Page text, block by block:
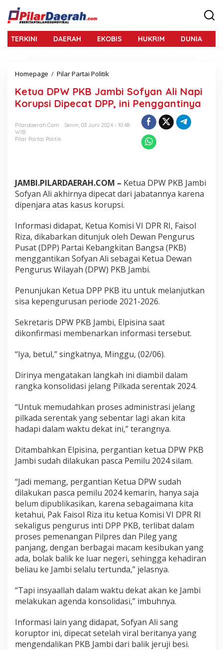
TERKINI DAERAH EKOBIS HUKRIM DUNIA
Homepage / Pilar Partai Politik
t
u
a
P
a
m
b
i
o
f
a
n
A
i
N
a
i
K
r
s
i
i
p
e
c
t
D
i
n
i
P
e
n
g
g
a
i
n
a
Ketua DPW PKB Jambi Sofyan Ali Napi
Korupsi Dipecat DPP, ini Penggantinya
Pilardaerah.com
Senin, 03 Juni 2024 - 10:48
WIB
Pilar Partai Politik
JAMBI.PILARDAERAH.COM – Ketua DPW PKB Jambi
Sofyan Ali akhirnya dipecat dari jabatannya karena
dipenjara atas kasus korupsi.
Informasi didapat, Ketua Komisi VI DPR RI, Faisol
Riza, dikabarkan ditunjuk oleh Dewan Pengurus
Pusat (DPP) Partai Kebangkitan Bangsa (PKB)
menggantikan Sofyan Ali sebagai Ketua Dewan
Pengurus Wilayah (DPW) PKB Jambi.
Penunjukan Ketua DPP PKB itu untuk melanjutkan
sisa kepengurusan periode 2021-2026.
Sekretaris DPW PKB Jambi, Elpisina saat
dikonfirmasi membenarkan informasi tersebut.
“Iya, betul,” singkatnya, Minggu, (02/06).
Dirinya mengatakan langkah ini diambil dalam
rangka konsolidasi jelang Pilkada serentak 2024.
“Untuk memudahkan proses administrasi jelang
pilkada serentak yang sebentar lagi akan kita
hadapi dalam waktu dekat ini,” terangnya.
Ditambahkan Elpisina, pergantian ketua DPW PKB
Jambi sudah dilakukan pasca Pemilu 2024 silam.
“Jadi memang, pergantian Ketua DPW sudah
dilakukan pasca pemilu 2024 kemarin, hanya saja
belum dipublikasikan, karena sebagaimana kita
ketahui, Pak Faisol Riza itu ketua Komisi VI DPR RI
sekaligus pengurus inti DPP PKB, terlibat dalam
proses pemenangan Pilpres dan Pileg yang
panjang, dengan berbagai macam kesibukan yang
ada, bolak balik ke luar negeri, sehingga kehadiran
beliau ke Jambi selalu tertunda,” jelasnya.
“Tapi insyaallah dalam waktu dekat akan ke Jambi
melakukan agenda konsolidasi,” imbuhnya.
Informasi lain yang didapat, Sofyan Ali sang
koruptor ini, dipecat setelah viral beritanya yang
mengendalikan PKB Jambi dari balik jeruji besi.